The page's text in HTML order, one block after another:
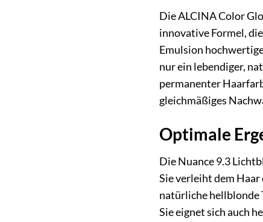
Die ALCINA Color
innovative Formel,
Emulsion
nur ein lebendiger,
permanenter
gleichmäßiges
Optimale
Die Nuance 9.3
Sie verleiht dem Haar
natürliche hellblonde
Sie eignet sich auch